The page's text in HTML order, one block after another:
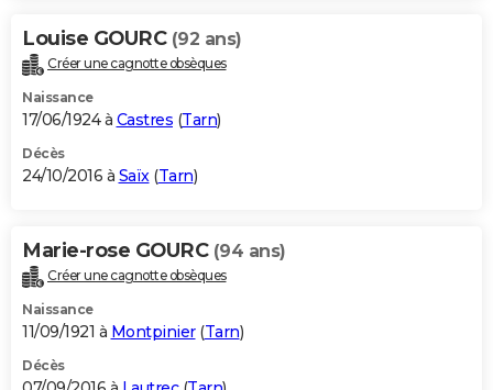
Louise GOURC (92 ans)
Créer une cagnotte obsèques
Naissance
17/06/1924 à Castres (Tarn)
Décès
24/10/2016 à Saïx(Tarn)
Marie-rose GOURC (94 ans)
Créer une cagnotte obsèques
Naissance
11/09/1921 à Montpinier(Tarn)
Décès